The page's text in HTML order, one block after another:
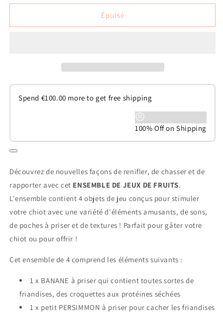
Épuisé
Spend €100.00 more to get free shipping
100% Off on Shipping
Découvrez de nouvelles façons de renifler, de chasser et de
rapporter avec cet ENSEMBLE DE JEUX DE FRUITS.
L'ensemble contient 4 objets de jeu conçus pour stimuler
votre chiot avec une variété d'éléments amusants, de sons,
de poches à priser et de textures ! Parfait pour gâter votre
chiot ou pour offrir !
Cet ensemble de 4 comprend les éléments suivants :
1 x BANANE à priser qui contient toutes sortes de
friandises, des croquettes aux protéines séchées
1 x petit PERSIMMON à priser pour cacher les friandises